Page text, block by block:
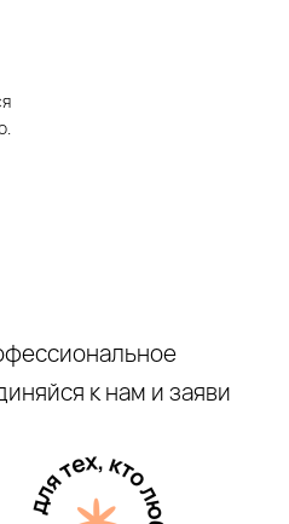
к нам и заяви